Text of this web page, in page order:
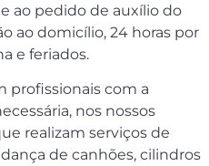
ao pedido de auxílio do
ao domicílio, 24 horas por
e feriados.
profissionais com a
nos nossos
realizam serviços de
de canhões, cilindros